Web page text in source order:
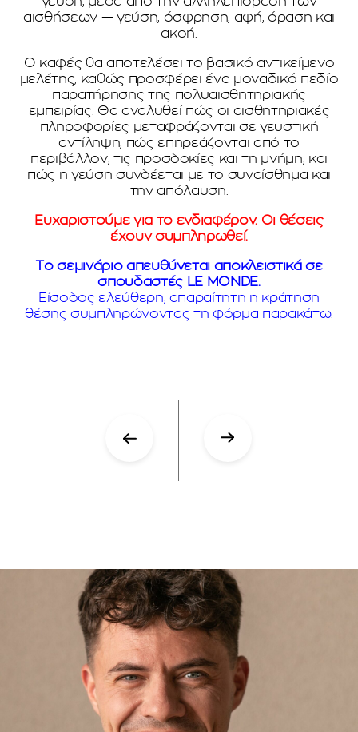
αισθήσεων — γεύση, όσφρηση, αφή, όραση και
ακοή.
Ο καφές θα αποτελέσει το βασικό αντικείμενο
μελέτης, καθώς προσφέρει ένα μοναδικό πεδίο
παρατήρησης της πολυαισθητηριακής
εμπειρίας. Θα αναλυθεί πώς οι αισθητηριακές
πληροφορίες μεταφράζονται σε γευστική
αντίληψη, πώς επηρεάζονται από το
περιβάλλον, τις προσδοκίες και τη μνήμη, και
πώς η γεύση συνδέεται με το συναίσθημα και
την απόλαυση.
Ευχαριστούμε για το ενδιαφέρον. Οι θέσεις
έχουν συμπληρωθεί.
Το σεμινάριο απευθύνεται αποκλειστικά σε
σπουδαστές LE MONDE.
Είσοδος ελεύθερη, απαραίτητη η κράτηση
θέσης συμπληρώνοντας τη φόρμα παρακάτω.